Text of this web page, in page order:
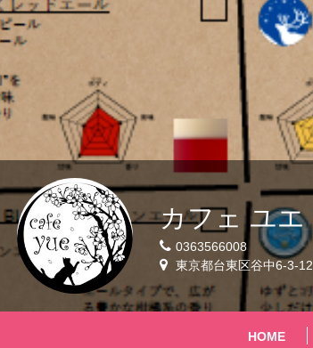
カフェ ユエ
0363566008
東京都台東区谷中6-3-12
HOME